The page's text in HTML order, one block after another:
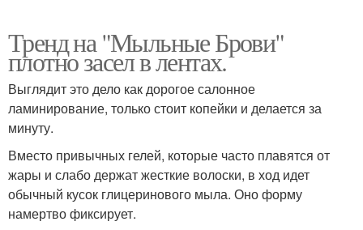
Тренд на "Мыльные Брови"
плотно засел в лентах.
Выглядит это дело как дорогое салонное
ламинирование, только стоит копейки и делается за
минуту.
Вместо привычных гелей, которые часто плавятся от
жары и слабо держат жесткие волоски, в ход идет
обычный кусок глицеринового мыла. Оно форму
намертво фиксирует.